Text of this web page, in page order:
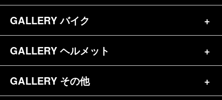
お問合せ
参考価格
キャンディペイントとは？
バイク（180）
ヘルメット（84）
GALLERY バイク
バイク一覧（184）
ハーレー（141）
GALLERY ヘルメット
ヘルメット一覧（139）
GALLERY その他